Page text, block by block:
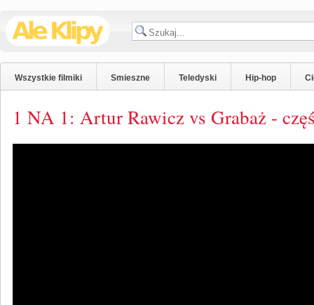
Wszystkie filmiki Smieszne Teledyski Hip-hop
1 NA 1: Artur Rawicz vs Grabaż -